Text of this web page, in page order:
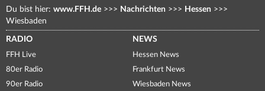
Du bist hier: www.FFH.de >>> Nachrichten >>> Hessen >>>
Wiesbaden
RADIO
FFH Live
80er Radio
90er Radio
NEWS
Hessen News
Frankfurt News
Wiesbaden News